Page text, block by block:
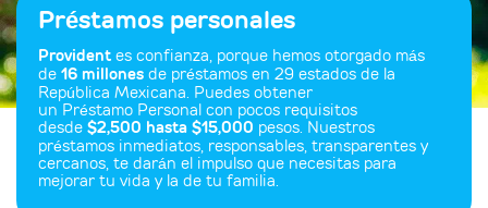
Préstamos personales
Provident es confianza, porque hemos otorgado más
de 16 millones de préstamos en 29 estados de la
República Mexicana. Puedes obtener
un Préstamo Personal con pocos requisitos
desde $2,500 hasta $15,000 pesos. Nuestros
préstamos inmediatos, responsables, transparentes y
cercanos, te darán el impulso que necesitas para
mejorar tu vida y la de tu familia.